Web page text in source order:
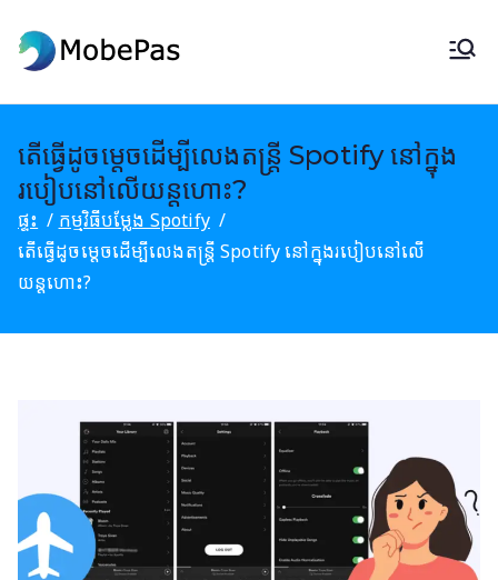
ទៅ
មាតិកា
តើធ្វើដូចម្តេចដើម្បីលេងតន្ត្រី Spotify នៅក្នុង
របៀបនៅលើយន្តហោះ?
ផ្ទះ
កម្មវិធីបម្លែង Spotify
តើធ្វើដូចម្តេចដើម្បីលេងតន្ត្រី Spotify នៅក្នុងរបៀបនៅលើ
យន្តហោះ?